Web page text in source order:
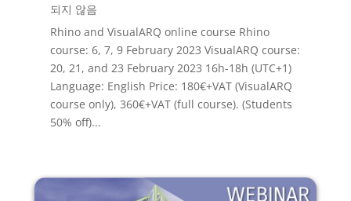
되지 않음
Rhino and VisualARQ online course Rhino
course: 6, 7, 9 February 2023 VisualARQ course:
20, 21, and 23 February 2023 16h-18h (UTC+1)
Language: English Price: 180€+VAT (VisualARQ
course only), 360€+VAT (full course). (Students
50% off)...